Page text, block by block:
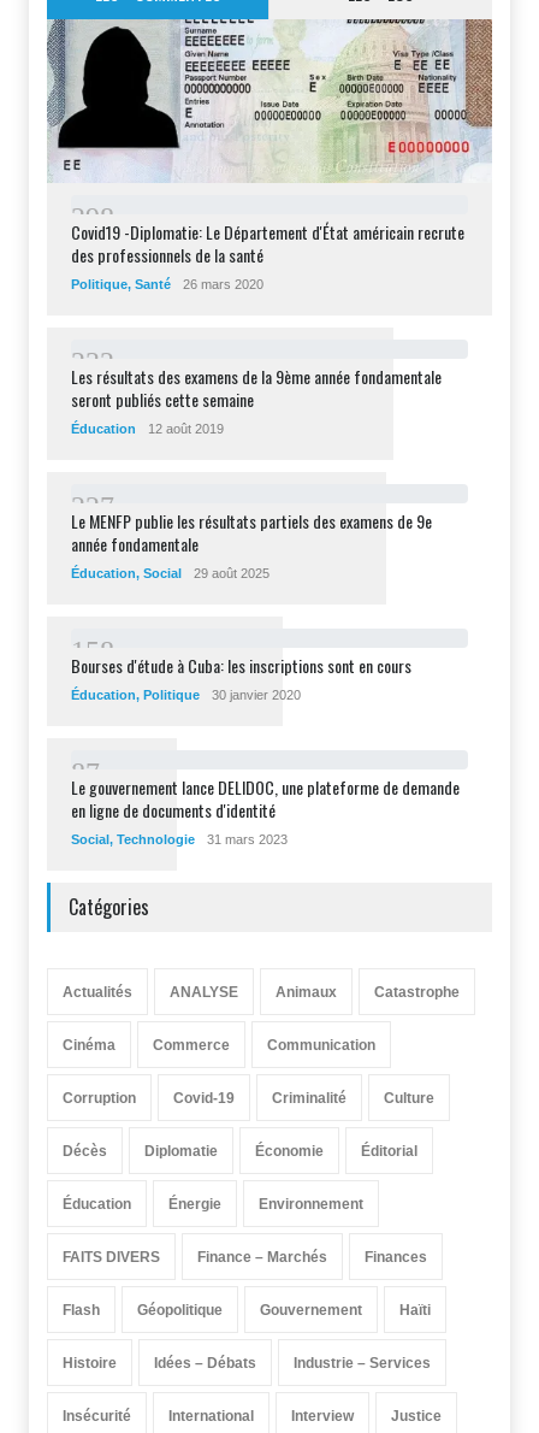
298
Covid19 -Diplomatie: Le Département d'État américain recrute
des professionnels de la santé
Politique, Santé 26 mars 2020
232
Les résultats des examens de la 9ème année fondamentale
seront publiés cette semaine
Éducation 12 août 2019
227
Le MENFP publie les résultats partiels des examens de 9e
année fondamentale
Éducation, Social 29 août 2025
1 58
Bourses d'étude à Cuba: les inscriptions sont en cours
Éducation, Politique 30 janvier 2020
87
Le gouvernement lance DELIDOC, une plateforme de demande
en ligne de documents d'identité
Social, Technologie 31 mars 2023
Catégories
Actualités ANALYSE Animaux Catastrophe
Cinéma Commerce Communication
Corruption Covid-19 Criminalité Culture
Décès Diplomatie Économie Éditorial
Éducation Énergie Environnement
FAITS DIVERS Finance – Marchés Finances
Flash Géopolitique Gouvernement Haïti
Histoire Idées – Débats Industrie – Services
Insécurité International Interview Justice